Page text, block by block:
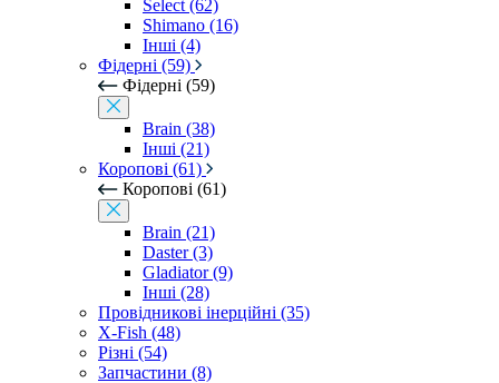
Select (62)
Shimano (16)
Інші (4)
Фідерні (59)
Фідерні (59)
Brain (38)
Інші (21)
Коропові (61)
Коропові (61)
Brain (21)
Daster (3)
Gladiator (9)
Інші (28)
Провідникові інерційні (35)
X-Fish (48)
Різні (54)
Запчастини (8)